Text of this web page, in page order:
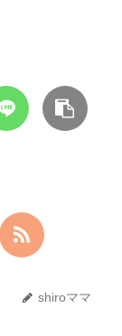
shiroママ